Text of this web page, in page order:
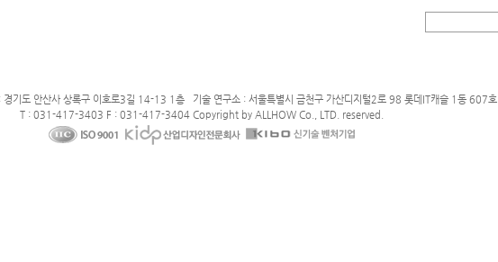
기도 안산사 상록구 이호로3길 14-13 1층 기술 연구소 : 서울특별시 금천구 가산디지털2로 98 롯데IT캐슬 1동 607호
T : 031-417-3403 F : 031-417-3404 Copyright by ALLHOW Co., LTD. reserved.